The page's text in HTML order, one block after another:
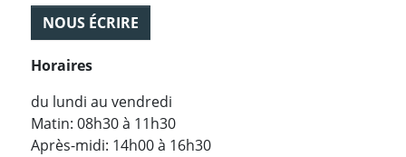
NOUS ÉCRIRE
Horaires
du lundi au vendredi
Matin: 08h30 à 11h30
Après-midi: 14h00 à 16h30